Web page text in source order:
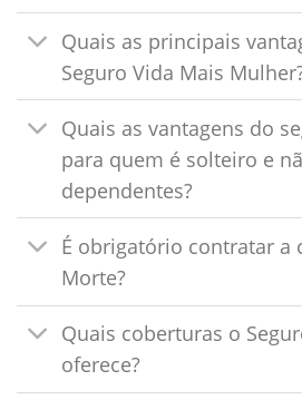
Quais as principais
Seguro Vida Mais
Quais as vantagens do
para quem é solteiro e
dependentes?
É obrigatório contratar a
Morte?
Quais coberturas o
oferece?